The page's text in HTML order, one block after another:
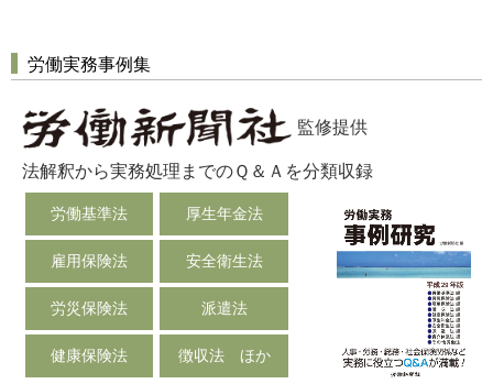
労働実務事例集
監修提供
法解釈から実務処理までのＱ＆Ａを分類収録
労働基準法 厚生年金法
雇用保険法 安全衛生法
労災保険法 派遣法
健康保険法 徴収法 ほか